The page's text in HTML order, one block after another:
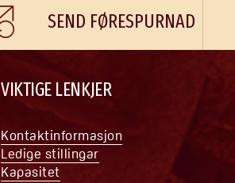
SEND FØRESPURNAD
VIKTIGE LENKJER
Kontaktinformasjon
Ledige stillingar
Kapasitet